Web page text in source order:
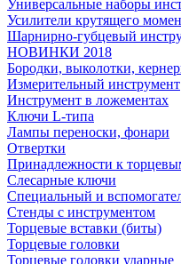
Универсальные наборы
Усилители крутящего
Шарнирно-губцевый
НОВИНКИ 2018
Бородки, выколотки,
Измерительный инструмент
Инструмент в ложементах
Ключи L-типа
Лампы переноски, фонари
Отвертки
Принадлежности к
Слесарные ключи
Специальный и
Стенды с инструментом
Торцевые вставки (биты)
Торцевые головки
Торцевые головки ударные